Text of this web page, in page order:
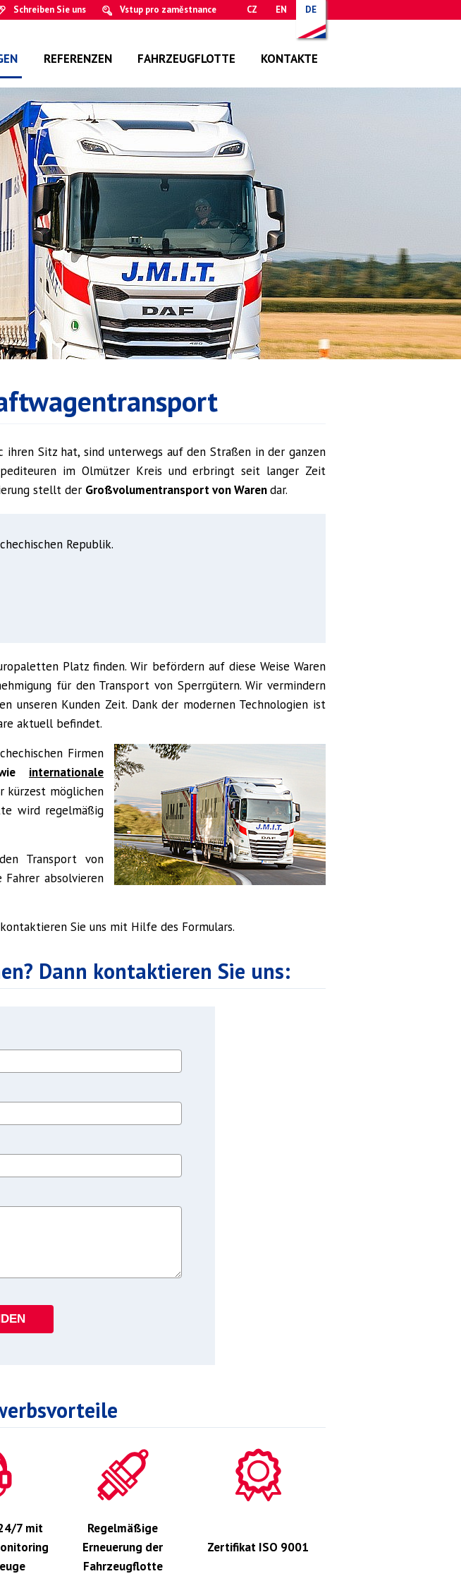
Schreiben Sie uns Vstup pro zaměstnance DE
EN
CZ
REFERENZEN FAHRZEUGFLOTTE KONTAKTE
ihren Sitz hat, sind unterwegs auf den Straßen in der ganzen
im Olmützer Kreis und erbringt seit langer Zeit
stellt der Großvolumentransport von Warendar.
Republik.
Platz finden. Wir befördern auf diese Weise Waren
für den Transport von Sperrgütern. Wir vermindern
unseren Kunden Zeit. Dank der modernen Technologien ist
aktuell befindet.
Firmen
internationale
kürzest möglichen
wird regelmäßig
Transport von
Fahrer absolvieren
Sie uns mit Hilfe des Formulars.
Dann kontaktieren Sie uns:
7 mit
Regelmäßige
Erneuerung der
Fahrzeugflotte
Zertifikat ISO 9001